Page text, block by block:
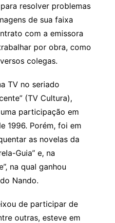
resolver problemas
de sua faixa
com a emissora
por obra, como
colegas.
TV no seriado
(TV Cultura),
participação em
1996. Porém, foi em
as novelas da
Guia” e, na
na qual ganhou
Nando.
de participar de
outras, esteve em